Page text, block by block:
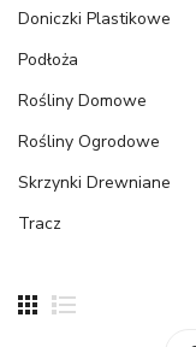
Doniczki Plastikowe
Podłoża
Rośliny Domowe
Rośliny Ogrodowe
Skrzynki Drewniane
Tracz